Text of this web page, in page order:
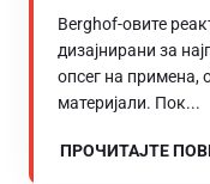
Berghof-овите
дизајнирани за
опсег на примена,
материјали. Пок...
ПРОЧИТАЈТЕ